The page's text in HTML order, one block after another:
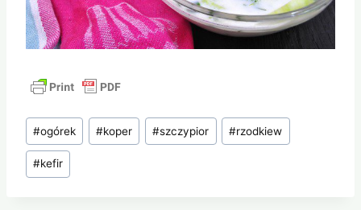
Tagi
wpisu:
#ogórek #koper #szczypior #rzodkiew
#kefir